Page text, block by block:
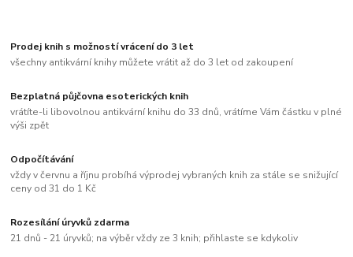
Prodej knih s možností vrácení do 3 let
všechny antikvární knihy můžete vrátit až do 3 let od zakoupení
Bezplatná půjčovna esoterických knih
vrátíte-li libovolnou antikvární knihu do 33 dnů, vrátíme Vám částku v plné
výši zpět
Odpočítávání
vždy v červnu a říjnu probíhá výprodej vybraných knih za stále se snižující
ceny od 31 do 1 Kč
Rozesílání úryvků zdarma
21 dnů - 21 úryvků; na výběr vždy ze 3 knih; přihlaste se kdykoliv